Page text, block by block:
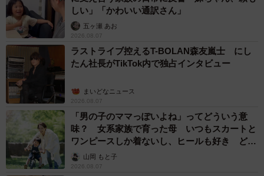
それと、『我が家にいたテツというぬいぐるみについて』
が収録されている同人誌は、電子版をAmazon Kindleにて
ご購読できます。こちらもお気軽に読んでいただけたら嬉
しいです。これからも、読んでほっとする漫画を描いてい
けたらなと思っています。
＜圷 見南子さん関連情報＞
▽X（旧Twitter）
https://x.com/aktmnk_
▽pixiv
https://www.pixiv.net/users/1628805
しい」「かわいい通訳さん」
五ヶ瀬 あお
2026.08.07
ラストライブ控えるT-BOLAN森友嵐士 にし
たん社長がTikTok内で独占インタビュー
まいどなニュース
2026.08.07
「男の子のママっぽいよね」ってどういう意
味？ 女系家族で育った母 いつもスカートと
ワンピースしか着ないし、ヒールも好き どの
へんが…
山岡 もと子
2026.08.07